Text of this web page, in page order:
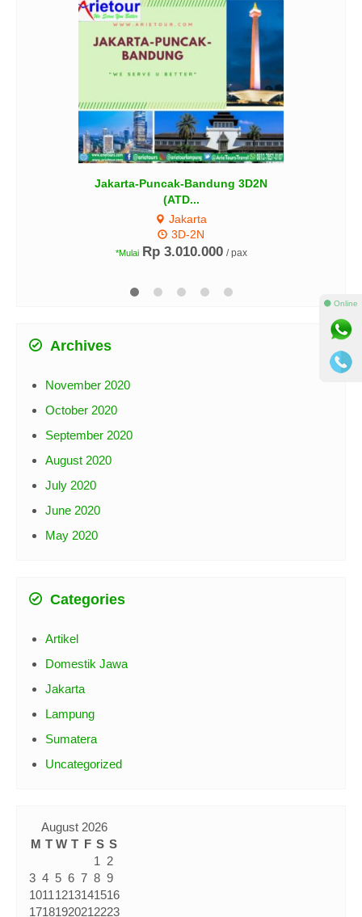
Jakarta-Puncak-Bandung 3D2N
(ATD...
Jakarta
3D-2N
*Mulai Rp 3.010.000 / pax
Archives
November 2020
October 2020
September 2020
August 2020
July 2020
June 2020
May 2020
Categories
Artikel
Domestik Jawa
Jakarta
Lampung
Sumatera
Uncategorized
August 2026
M T W T F S S
1
2
3 4 5 6 7 8 9
1011 1213141516
17181920212223
⚫ Online